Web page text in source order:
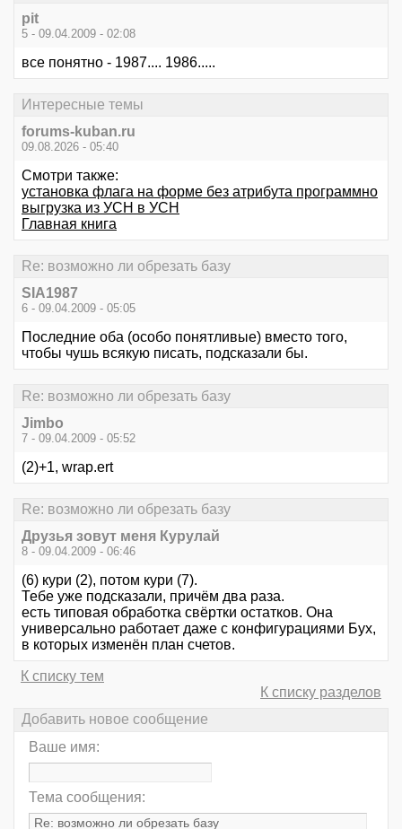
pit
5 - 09.04.2009 - 02:08
все понятно - 1987.... 1986.....
Интересные темы
forums-kuban.ru
09.08.2026 - 05:40
Смотри также:
установка флага на форме без атрибута программно
выгрузка из УСН в УСН
Главная книга
Re: возможно ли обрезать базу
SIA1987
6 - 09.04.2009 - 05:05
Последние оба (особо понятливые) вместо того,
чтобы чушь всякую писать, подсказали бы.
Re: возможно ли обрезать базу
Jimbo
7 - 09.04.2009 - 05:52
(2)+1, wrap.ert
Re: возможно ли обрезать базу
Друзья зовут меня Курулай
8 - 09.04.2009 - 06:46
(6) кури (2), потом кури (7).
Тебе уже подсказали, причём два раза.
есть типовая обработка свёртки остатков. Она
универсально работает даже с конфигурациями Бух,
в которых изменён план счетов.
К списку тем
К списку разделов
Добавить новое сообщение
Ваше имя:
Тема сообщения: